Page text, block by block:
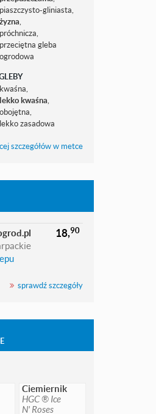
piaszczysto-gliniasta,
żyzna
próchnicza,
przeciętna gleba
ogrodowa
kwaśna,
lekko kwaśna
obojętna,
lekko zasadowa
szczegółów w metce
18,90
sprawdź szczegóły
Ciemiernik
HGC ® Ice
N' Roses